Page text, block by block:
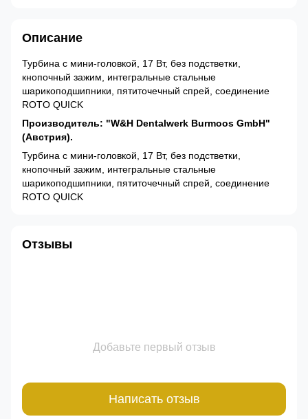
Описание
Турбина с мини-головкой, 17 Вт, без подстветки,
кнопочный зажим, интегральные стальные
шарикоподшипники, пятиточечный спрей, соединение
ROTO QUICK
Производитель: "W&H Dentalwerk Burmoos GmbH"
(Австрия).
Турбина с мини-головкой, 17 Вт, без подстветки,
кнопочный зажим, интегральные стальные
шарикоподшипники, пятиточечный спрей, соединение
ROTO QUICK
Отзывы
Добавьте первый отзыв
Написать отзыв